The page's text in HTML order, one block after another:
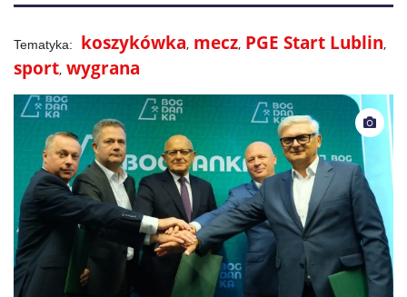
koszykówka mecz PGE Start Lublin
sport wygrana